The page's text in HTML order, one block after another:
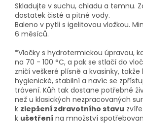
Skladujte v suchu, chladu a temnu.
dostatek čisté a pitné vody.
Baleno v pytli s igelitovou vložkou.
6 měsíců.
*Vločky s hydrotermickou úpravou,
na 70 - 100 °C, a pak se stlačí do
zničí veškeré plísně a kvasinky,
hygienické, stabilní a navíc se
trávení. Kůň tak dostane potřebné
než u klasických nezpracovaných
k zlepšení zdravotního stavu
k ušetření na množství